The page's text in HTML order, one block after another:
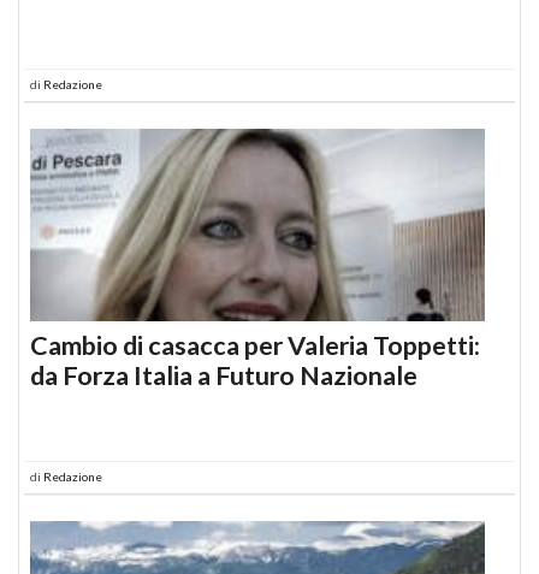
di Redazione
Cambio di casacca per Valeria Toppetti:
da Forza Italia a Futuro Nazionale
di Redazione